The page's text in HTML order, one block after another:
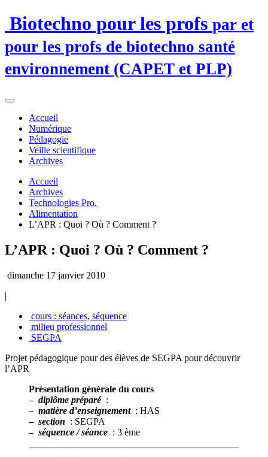
Biotechno pour les profs par et
pour les profs de biotechno santé
environnement (CAPET et PLP)
Accueil
Numérique
Pédagogie
Veille scientifique
Archives
Accueil
Archives
Technologies Pro.
Alimentation
L’APR : Quoi ? Où ? Comment ?
L’APR : Quoi ? Où ? Comment ?
dimanche 17 janvier 2010
|
cours : séances, séquence
milieu professionnel
SEGPA
Projet pédagogique pour des élèves de SEGPA pour découvrir
l’APR
Présentation générale du cours
– diplôme préparé :
– matière d’enseignement : HAS
– section : SEGPA
– séquence / séance : 3 ème